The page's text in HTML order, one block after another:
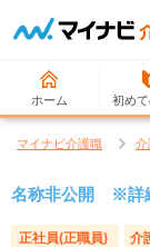
ホーム 初め
マイナビ介護職 介
名称非公開 ※詳
正社員(正職員) 介